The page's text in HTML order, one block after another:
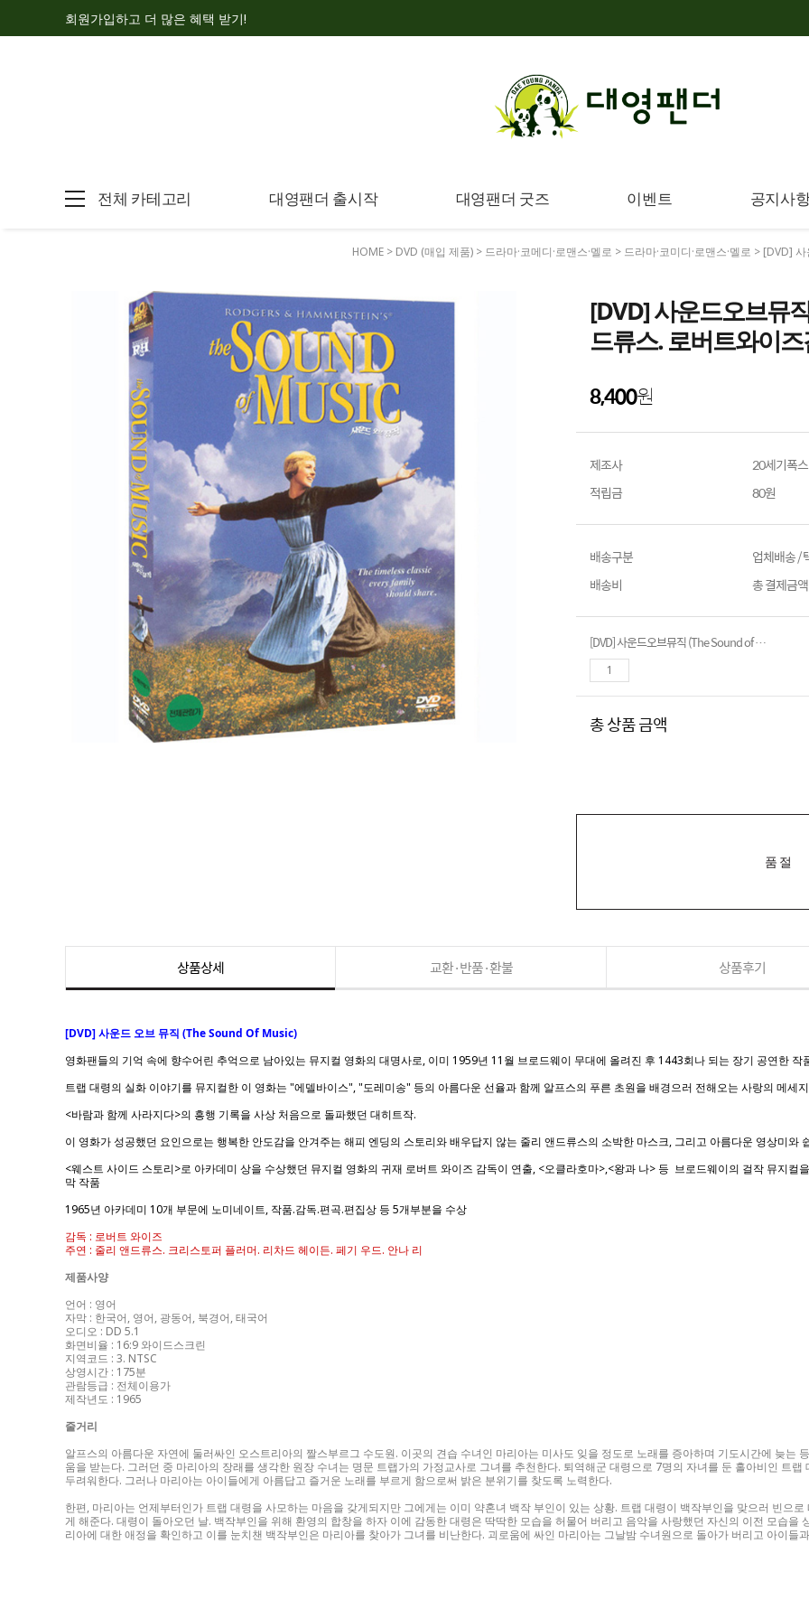
회원가입하고 더 많은 혜택 받기!
전체 카테고리 대영팬더 출시작 대영팬더 굿즈 이벤트 공지사
HOME > DVD (매입 제품) > 드라마·코메디·로맨스·멜로 > 드라마·코미디·로맨스·멜로 > [DVD]
[DVD] 사운드오브뮤
드류스. 로버트와이
8,400원
제조사
20세기폭스
적립금
80원
배송구분
업체배송 /
배송비
총 결제금
[DVD] 사운드오브뮤직 (The Sound of Music)- 줄리앤드류스. 로버트와이즈감독
총 상품 금액
품절
상품상세 교환·반품·환불 상품후기
[DVD] 사운드 오브 뮤직 (The Sound Of Music)
영화팬들의 기억 속에 향수어린 추억으로 남아있는 뮤지컬 영화의 대명사로, 이미 1959년 11월 브로드웨이 무대에 올려진 후 1443회나 되는 장기 공연한 작
트랩 대령의 실화 이야기를 뮤지컬한 이 영화는 "에델바이스", "도레미송" 등의 아름다운 선율과 함께 알프스의 푸른 초원을 배경으러 전해오는 사랑의 메세
<바람과 함께 사라지다>의 흥행 기록을 사상 처음으로 돌파했던 대히트작.
이 영화가 성공했던 요인으로는 행복한 안도감을 안겨주는 해피 엔딩의 스토리와 배우답지 않는 줄리 앤드류스의 소박한 마스크, 그리고 아름다운 영상미와
<웨스트 사이드 스토리>로 아카데미 상을 수상했던 뮤지컬 영화의 귀재 로버트 와이즈 감독이 연출, <오클라호마>,<왕과 나> 등 브로드웨이의 걸작 뮤지컬
막 작품
1965년 아카데미 10개 부문에 노미네이트, 작품.감독.편곡.편집상 등 5개부분을 수상
감독 : 로버트 와이즈
주연 : 줄리 앤드류스. 크리스토퍼 플러머. 리차드 헤이든. 페기 우드. 안나 리
제품사양
언어 : 영어
자막 : 한국어, 영어, 광동어, 북경어, 태국어
오디오 : DD 5.1
화면비율 : 16:9 와이드스크린
지역코드 : 3. NTSC
상영시간 : 175분
관람등급 : 전체이용가
제작년도 : 1965
줄거리
알프스의 아름다운 자연에 둘러싸인 오스트리아의 짤스부르그 수도원. 이곳의 견습 수녀인 마리아는 미사도 잊을 정도로 노래를 증아하며 기도시간에 늦는
움을 받는다. 그러던 중 마리아의 장래를 생각한 원장 수녀는 명문 트랩가의 가정교사로 그녀를 추천한다. 퇴역해군 대령으로 7명의 자녀를 둔 홀아비인 트
두려워한다. 그러나 마리아는 아이들에게 아름답고 즐거운 노래를 부르게 함으로써 밝은 분위기를 찾도록 노력한다.
한편, 마리아는 언제부터인가 트랩 대령을 사모하는 마음을 갖게되지만 그에게는 이미 약혼녀 백작 부인이 있는 상황. 트랩 대령이 백작부인을 맞으러 빈으
게 해준다. 대령이 돌아오던 날. 백작부인을 위해 환영의 합창을 하자 이에 감동한 대령은 딱딱한 모습을 허물어 버리고 음악을 사랑했던 자신의 이전 모습
리아에 대한 애정을 확인하고 이를 눈치챈 백작부인은 마리아를 찾아가 그녀를 비난한다. 괴로움에 싸인 마리아는 그날밤 수녀원으로 돌아가 버리고 아이들